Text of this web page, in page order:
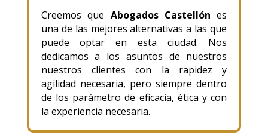
Creemos que Abogados Castellón es
una de las mejores alternativas a las que
puede optar en esta ciudad. Nos
dedicamos a los asuntos de nuestros
nuestros clientes con la rapidez y
agilidad necesaria, pero siempre dentro
de los parámetro de eficacia, ética y con
la experiencia necesaria.